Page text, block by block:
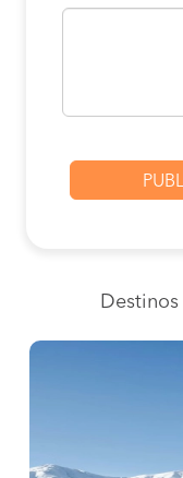
Destinos